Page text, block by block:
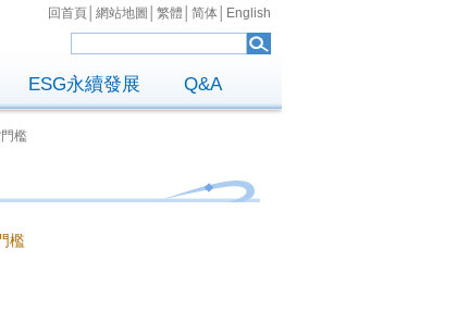
回首頁 網站地圖 繁體 简体 English
ESG永續發展 Q&A
檻
檻